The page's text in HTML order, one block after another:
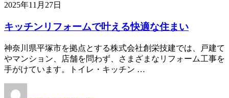
2025年11月27日
キッチンリフォームで叶える快適な住まい
神奈川県平塚市を拠点とする株式会社創栄技建では、戸建て
やマンション、店舗を問わず、さまざまなリフォーム工事を
手がけています。トイレ・キッチン …